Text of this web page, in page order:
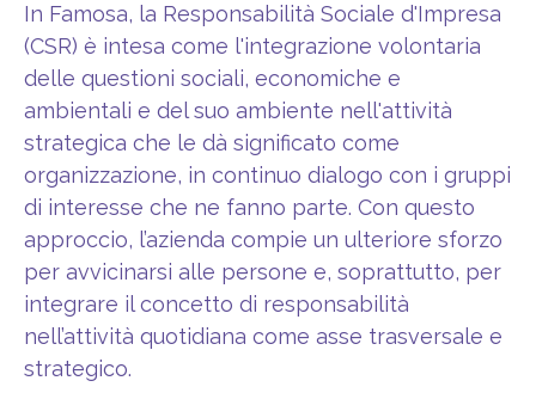
In Famosa, la Responsabilità Sociale d'Impresa
(CSR) è intesa come l'integrazione volontaria
delle questioni sociali, economiche e
ambientali e del suo ambiente nell'attività
strategica che le dà significato come
organizzazione, in continuo dialogo con i gruppi
di interesse che ne fanno parte. Con questo
approccio, l’azienda compie un ulteriore sforzo
per avvicinarsi alle persone e, soprattutto, per
integrare il concetto di responsabilità
nell’attività quotidiana come asse trasversale e
strategico.